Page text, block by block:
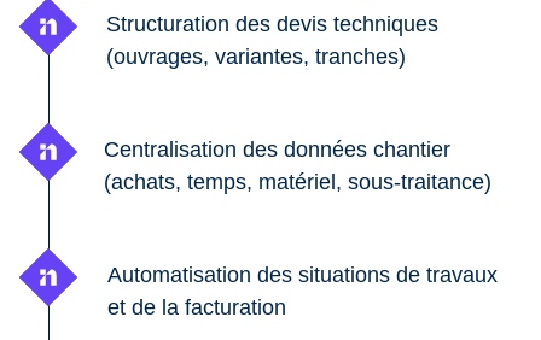
Structuration des devis techniques
(ouvrages, variantes, tranches)
Centralisation des données chantier
(achats, temps, matériel, sous-traitance)
Automatisation des situations de travaux
et de la facturation